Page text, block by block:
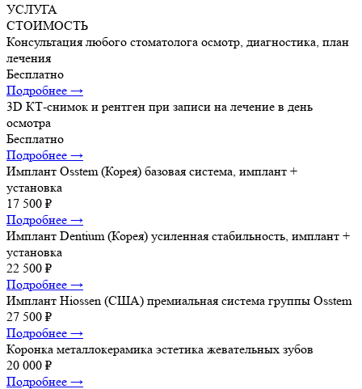
УСЛУГА
СТОИМОСТЬ
Консультация любого стоматолога осмотр, диагностика, план
лечения
Бесплатно
Подробнее →
3D КТ-снимок и рентген при записи на лечение в день
осмотра
Бесплатно
Подробнее →
Имплант Osstem (Корея) базовая система, имплант +
установка
17 500 ₽
Подробнее →
Имплант Dentium (Корея) усиленная стабильность, имплант +
установка
22 500 ₽
Подробнее →
Имплант Hiossen (США) премиальная система группы Osstem
27 500 ₽
Подробнее →
Коронка металлокерамика эстетика жевательных зубов
20 000 ₽
Подробнее →